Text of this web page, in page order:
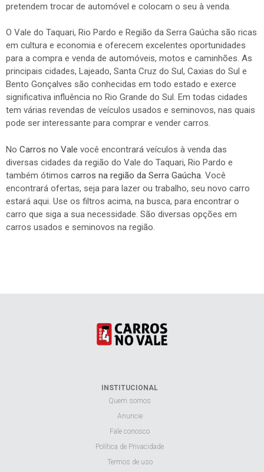
pretendem trocar de automóvel e colocam o seu à venda.
O Vale do Taquari, Rio Pardo e Região da Serra Gaúcha são ricas
em cultura e economia e oferecem excelentes oportunidades
para a compra e venda de automóveis, motos e caminhões. As
principais cidades, Lajeado, Santa Cruz do Sul, Caxias do Sul e
Bento Gonçalves são conhecidas em todo estado e exerce
significativa influência no Rio Grande do Sul. Em todas cidades
tem várias revendas de veículos usados e seminovos, nas quais
pode ser interessante para comprar e vender carros.
No Carros no Vale você encontrará veículos à venda das
diversas cidades da região do Vale do Taquari, Rio Pardo e
também ótimos carros na região da Serra Gaúcha. Você
encontrará ofertas, seja para lazer ou trabalho, seu novo carro
estará aqui. Use os filtros acima, na busca, para encontrar o
carro que siga a sua necessidade. São diversas opções em
carros usados e seminovos na região.
INSTITUCIONAL
Quem somos
Anuncie
Fale conosco
Política de Privacidade
Termos de uso